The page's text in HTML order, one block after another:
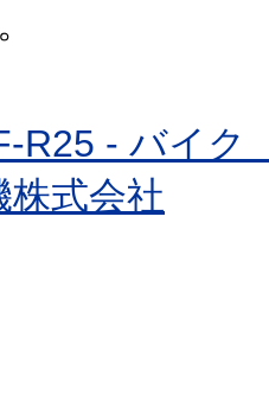
R25 - バイ
株式会社